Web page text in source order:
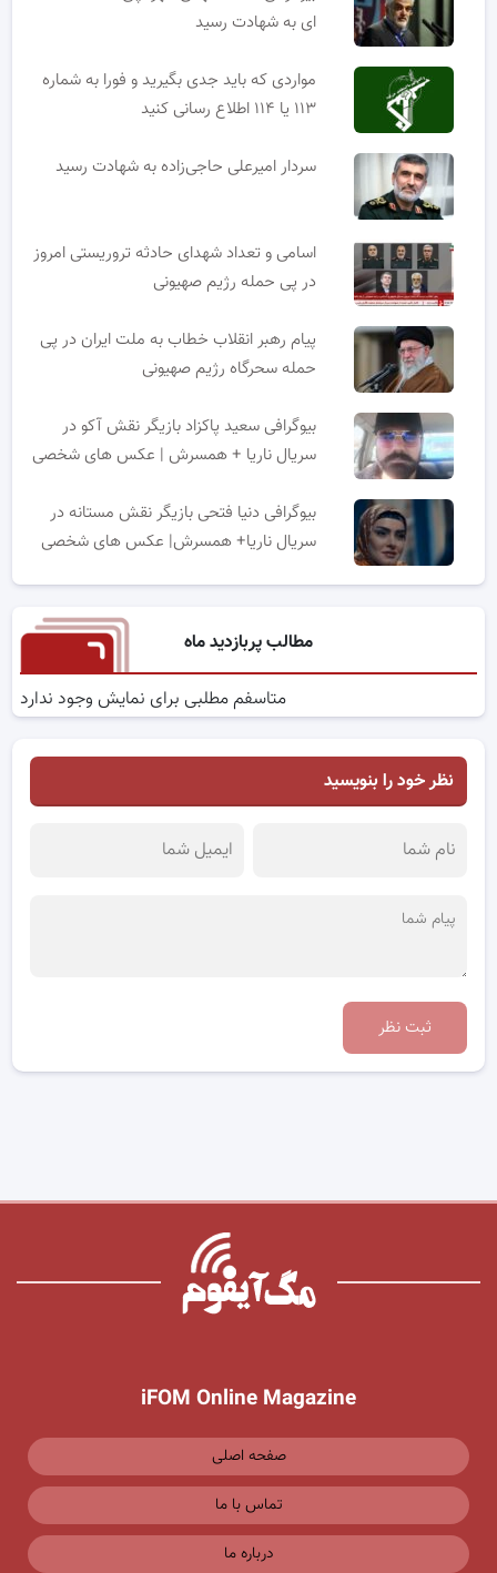
ای به شهادت رسید
مواردی که باید جدی بگیرید و فورا به شماره
۱۱۳ یا ۱۱۴ اطلاع رسانی کنید
سردار امیرعلی حاجی‌زاده به شهادت رسید
اسامی و تعداد شهدای حادثه تروریستی امروز
در پی حمله رژیم صهیونی
پیام رهبر انقلاب خطاب به ملت ایران در پی
حمله سحرگاه رژیم صهیونی
بیوگرافی سعید پاکزاد بازیگر نقش آکو در
سریال ناریا + همسرش | عکس های شخصی
بیوگرافی دنیا فتحی بازیگر نقش مستانه در
سریال ناریا+ همسرش| عکس های شخصی
مطالب پربازدید ماه
متاسفم مطلبی برای نمایش وجود ندارد
نظر خود را بنویسید
ثبت نظر
iFOM Online Magazine
صفحه اصلی
تماس با ما
درباره ما